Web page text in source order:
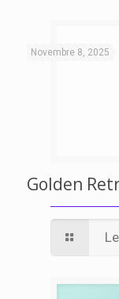
Novembre 8, 2025
Golden